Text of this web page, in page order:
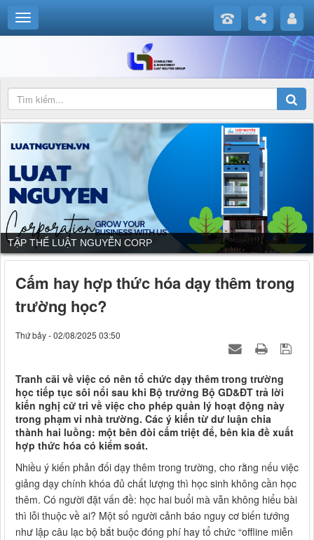
TẬP THỂ LUẬT NGUYỄN CORP
Cấm hay hợp thức hóa dạy thêm trong
trường học?
Thứ bảy - 02/08/2025 03:50
Tranh cãi về việc có nên tổ chức dạy thêm trong trường
học tiếp tục sôi nổi sau khi Bộ trưởng Bộ GD&ĐT trả lời
kiến nghị cử tri về việc cho phép quản lý hoạt động này
trong phạm vi nhà trường. Các ý kiến từ dư luận chia
thành hai luồng: một bên đòi cấm triệt để, bên kia đề xuất
hợp thức hóa có kiểm soát.
Nhiều ý kiến phản đối dạy thêm trong trường, cho rằng nếu việc
giảng dạy chính khóa đủ chất lượng thì học sinh không cần học
thêm. Có người đặt vấn đề: học hai buổi mà vẫn không hiểu bài
thì lỗi thuộc về ai? Một số người cảnh báo nguy cơ biến tướng
như lập câu lạc bộ bắt buộc đóng phí hay tổ chức “offline miễn